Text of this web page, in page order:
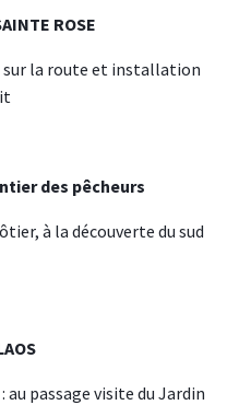
ROSE
sur la route et installation
des pêcheurs
à la découverte du sud
passage visite du Jardin